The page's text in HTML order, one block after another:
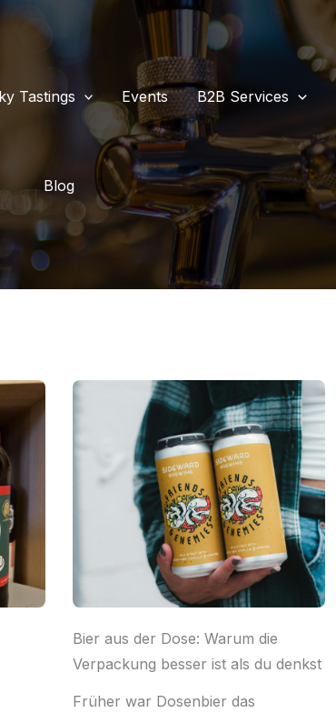
Tastings Events B2B Services
Blog
Bier aus der Dose: Warum die
Verpackung besser ist als du denkst
Früher war Dosenbier das